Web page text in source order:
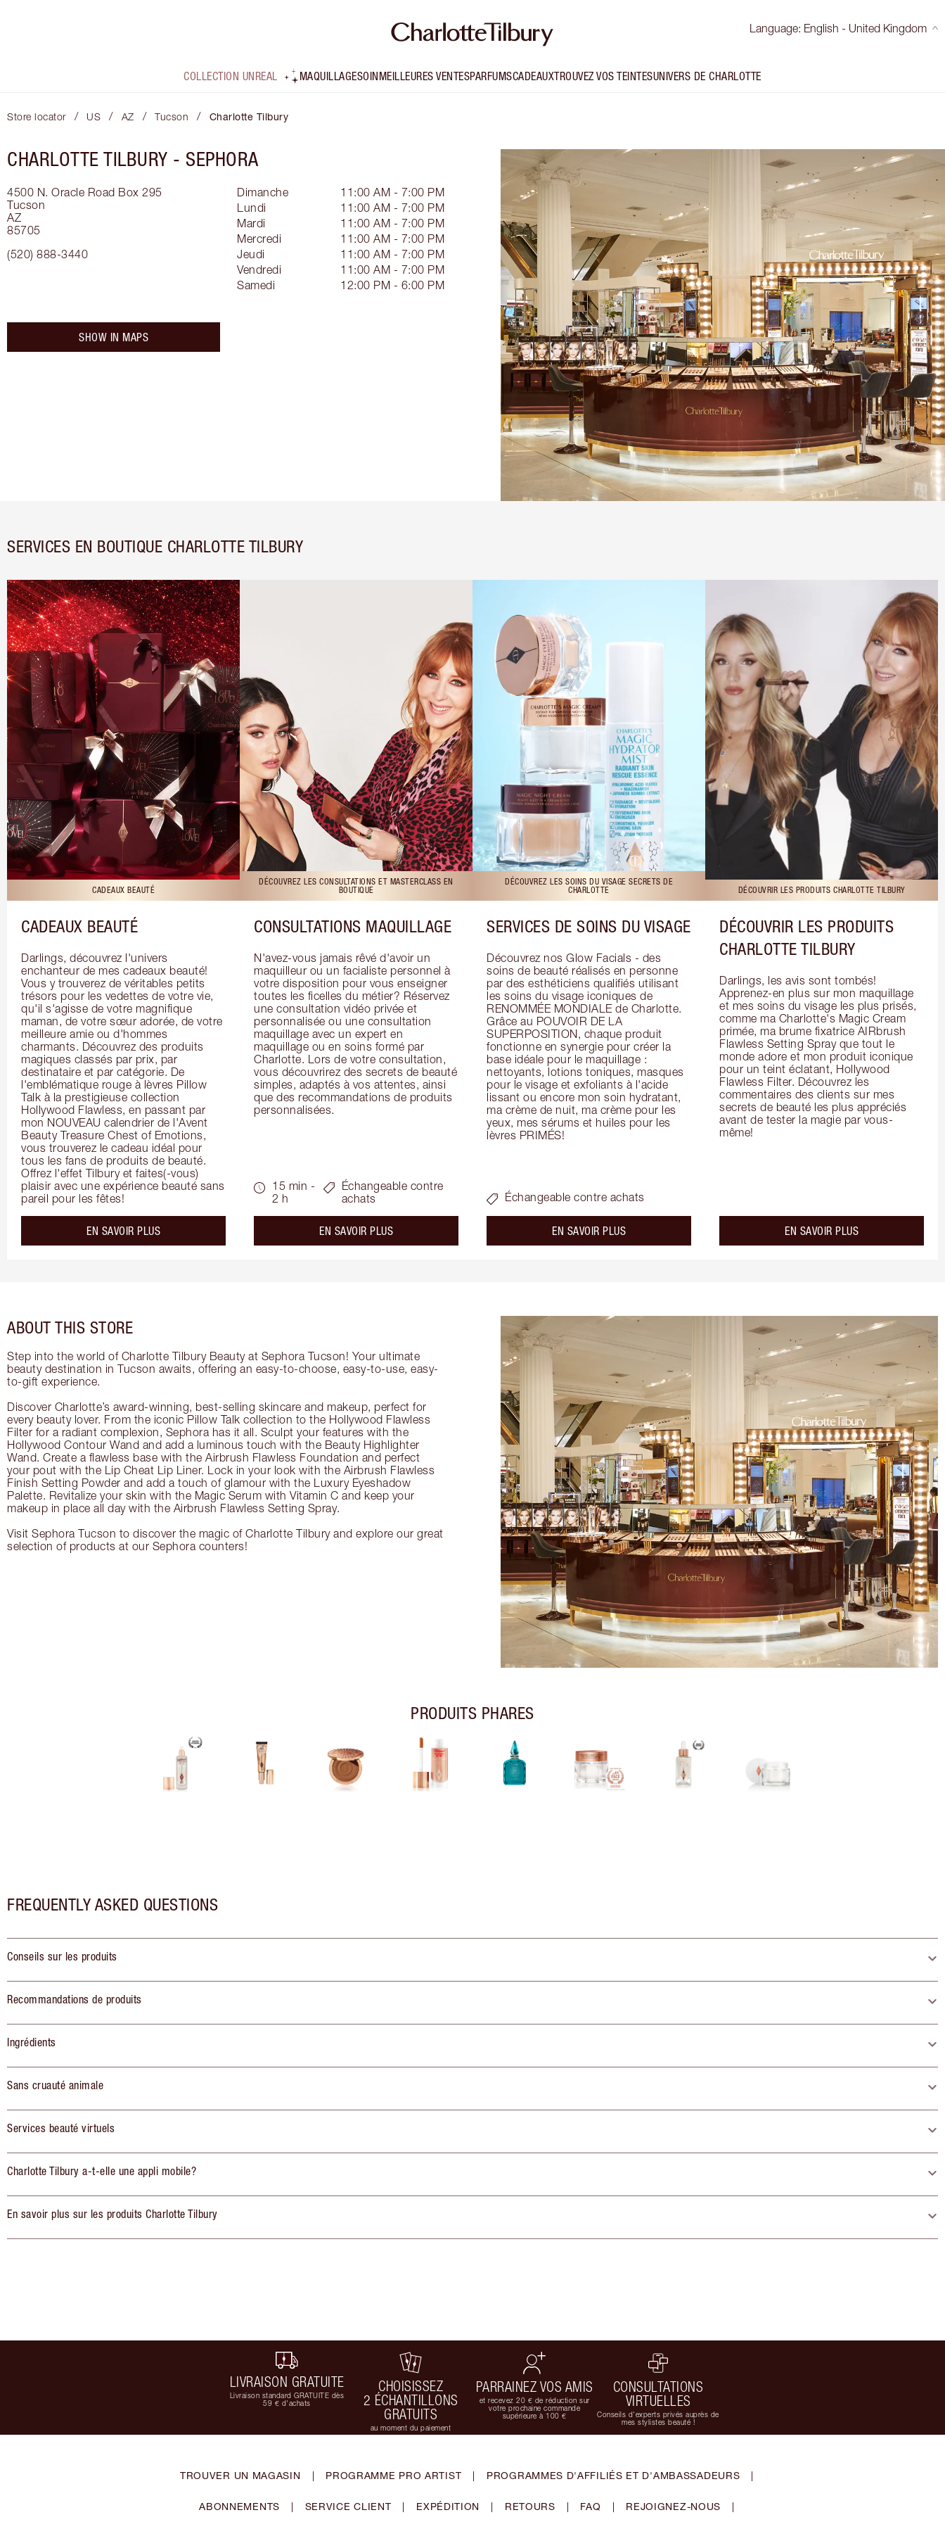
Language: English - United Kingdom
COLLECTION UNREAL MAQUILLAGESOINMEILLEURES VENTESPARFUMSCADEAUXTROUVEZ VOS TEINTESUNIVERS DE CHARLOTTE
Store locator / US / AZ / Tucson / Charlotte Tilbury
CHARLOTTE TILBURY - SEPHORA
4500 N. Oracle Road Box 295
Tucson
AZ
85705
(520) 888-3440
Dimanche
11:00 AM - 7:00 PM
Lundi
11:00 AM - 7:00 PM
Mardi
11:00 AM - 7:00 PM
Mercredi
11:00 AM - 7:00 PM
Jeudi
11:00 AM - 7:00 PM
Vendredi
11:00 AM - 7:00 PM
Samedi
12:00 PM - 6:00 PM
SHOW IN MAPS
SERVICES EN BOUTIQUE CHARLOTTE TILBURY
CADEAUX BEAUTÉ
CADEAUX BEAUTÉ
Darlings, découvrez l'univers
enchanteur de mes cadeaux beauté!
Vous y trouverez de véritables petits
trésors pour les vedettes de votre vie,
qu'il s'agisse de votre magnifique
maman, de votre sœur adorée, de votre
meilleure amie ou d'hommes
charmants. Découvrez des produits
magiques classés par prix, par
destinataire et par catégorie. De
l'emblématique rouge à lèvres Pillow
Talk à la prestigieuse collection
Hollywood Flawless, en passant par
mon NOUVEAU calendrier de l'Avent
Beauty Treasure Chest of Emotions,
vous trouverez le cadeau idéal pour
tous les fans de produits de beauté.
Offrez l'effet Tilbury et faites(-vous)
plaisir avec une expérience beauté sans
pareil pour les fêtes!
EN SAVOIR PLUSabout the
DÉCOUVREZ LES CONSULTATIONS ET MASTERCLASS EN
BOUTIQUE
CONSULTATIONS MAQUILLAGE
N'avez-vous jamais rêvé d'avoir un
maquilleur ou un facialiste personnel à
votre disposition pour vous enseigner
toutes les ficelles du métier? Réservez
une consultation vidéo privée et
personnalisée ou une consultation
maquillage avec un expert en
maquillage ou en soins formé par
Charlotte. Lors de votre consultation,
vous découvrirez des secrets de beauté
simples, adaptés à vos attentes, ainsi
que des recommandations de produits
personnalisées.
15 min -
2 h
Échangeable contre
achats
EN SAVOIR PLUSabout the
DÉCOUVREZ LES SOINS DU VISAGE SECRETS DE
CHARLOTTE
SERVICES DE SOINS DU VISAGE
Découvrez nos Glow Facials - des
soins de beauté réalisés en personne
par des esthéticiens qualifiés utilisant
les soins du visage iconiques de
RENOMMÉE MONDIALE de Charlotte.
Grâce au POUVOIR DE LA
SUPERPOSITION, chaque produit
fonctionne en synergie pour créer la
base idéale pour le maquillage :
nettoyants, lotions toniques, masques
pour le visage et exfoliants à l'acide
lissant ou encore mon soin hydratant,
ma crème de nuit, ma crème pour les
yeux, mes sérums et huiles pour les
lèvres PRIMÉS!
Échangeable contre achats
EN SAVOIR PLUSabout the
DÉCOUVRIR LES PRODUITS CHARLOTTE TILBURY
DÉCOUVRIR LES PRODUITS
CHARLOTTE TILBURY
Darlings, les avis sont tombés!
Apprenez-en plus sur mon maquillage
et mes soins du visage les plus prisés,
comme ma Charlotte's Magic Cream
primée, ma brume fixatrice AIRbrush
Flawless Setting Spray que tout le
monde adore et mon produit iconique
pour un teint éclatant, Hollywood
Flawless Filter. Découvrez les
commentaires des clients sur mes
secrets de beauté les plus appréciés
avant de tester la magie par vous-
même!
EN SAVOIR PLUSabout the
ABOUT THIS STORE
Step into the world of Charlotte Tilbury Beauty at Sephora Tucson! Your ultimate
beauty destination in Tucson awaits, offering an easy-to-choose, easy-to-use, easy-
to-gift experience.
Discover Charlotte’s award-winning, best-selling skincare and makeup, perfect for
every beauty lover. From the iconic Pillow Talk collection to the Hollywood Flawless
Filter for a radiant complexion, Sephora has it all. Sculpt your features with the
Hollywood Contour Wand and add a luminous touch with the Beauty Highlighter
Wand. Create a flawless base with the Airbrush Flawless Foundation and perfect
your pout with the Lip Cheat Lip Liner. Lock in your look with the Airbrush Flawless
Finish Setting Powder and add a touch of glamour with the Luxury Eyeshadow
Palette. Revitalize your skin with the Magic Serum with Vitamin C and keep your
makeup in place all day with the Airbrush Flawless Setting Spray.
Visit Sephora Tucson to discover the magic of Charlotte Tilbury and explore our great
selection of products at our Sephora counters!
PRODUITS PHARES
FREQUENTLY ASKED QUESTIONS
Conseils sur les produits
Recommandations de produits
Ingrédients
Sans cruauté animale
Services beauté virtuels
Charlotte Tilbury a-t-elle une appli mobile?
En savoir plus sur les produits Charlotte Tilbury
LIVRAISON GRATUITE
Livraison standard GRATUITE dès
59 € d'achats
CHOISISSEZ
2 ÉCHANTILLONS
GRATUITS
au moment du paiement
PARRAINEZ VOS AMIS
et recevez 20 € de réduction sur
votre prochaine commande
supérieure à 100 €
CONSULTATIONS
VIRTUELLES
Conseils d'experts privés auprès de
mes stylistes beauté !
TROUVER UN MAGASIN | PROGRAMME PRO ARTIST | PROGRAMMES D'AFFILIÉS ET D'AMBASSADEURS |
ABONNEMENTS | SERVICE CLIENT | EXPÉDITION | RETOURS | FAQ | REJOIGNEZ-NOUS |